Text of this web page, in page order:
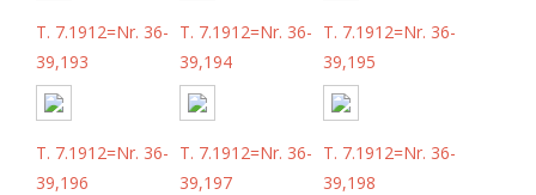
T. 7.1912=Nr. 36-
39,193
T. 7.1912=Nr. 36-
39,194
T. 7.1912=Nr. 36-
39,195
T. 7.1912=Nr. 36-
39,196
T. 7.1912=Nr. 36-
39,197
T. 7.1912=Nr. 36-
39,198